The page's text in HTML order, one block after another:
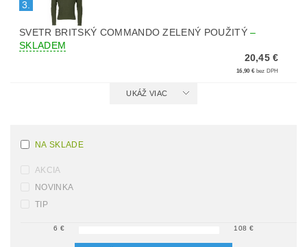
3.
SVETR BRITSKÝ COMMANDO ZELENÝ POUŽITÝ–
SKLADEM
20,45 €
16,90 €bez DPH
UKÁŽ VIAC
NA SKLADE
AKCIA
NOVINKA
TIP
6 € 108 €